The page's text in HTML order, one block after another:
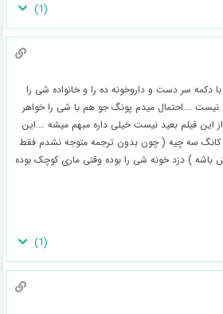
(
1
)
دکمه سر دست و داروخونه ده را و خانواده شی را
نیست ….احتمال میدم پونگ جو هم با شی را خواهر
این فیلم بعید نیست خیلی داره مبهم میشه ….این
کانگ سه چیه ( چون بدون ترجمه متوجه نشدم فقط
باشه ) دزد خونه شی را بوده وقتی ماری کوچک بوده
(
1
)